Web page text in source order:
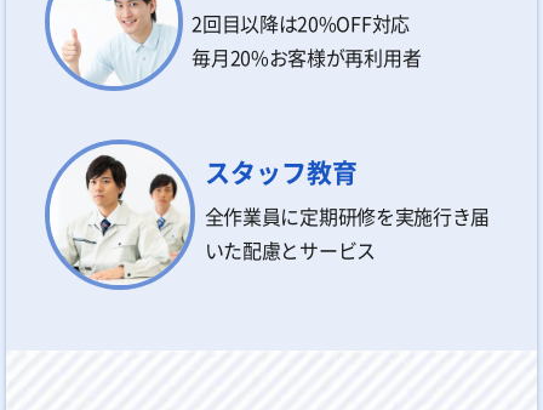
2回目以降は20%OFF対応
毎月20%お客様が再利用者
スタッフ教育
全作業員に定期研修を実施行き届
いた配慮とサービス